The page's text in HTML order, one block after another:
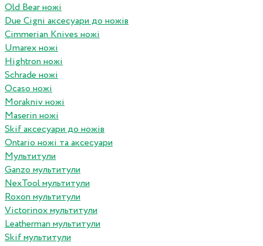
Old Bear ножі
Due Cigni аксесуари до ножів
Cimmerian Knives ножі
Umarex ножі
Hightron ножі
Schrade ножі
Ocaso ножі
Morakniv ножі
Maserin ножі
Skif аксесуари до ножів
Ontario ножі та аксесуари
Мультитули
Ganzo мультитули
NexTool мультитули
Roxon мультитули
Victorinox мультитули
Leatherman мультитули
Skif мультитули